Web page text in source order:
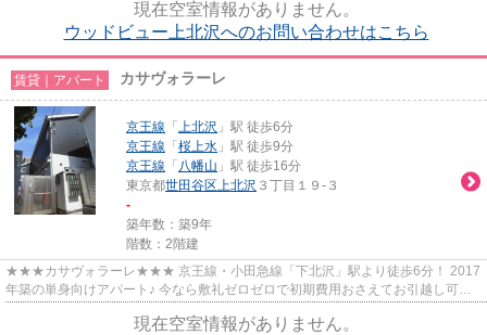
現在空室情報がありません。
ウッドビュー上北沢へのお問い合わせはこちら
賃貸｜アパート カサヴォラーレ
京王線 「 上北沢 」駅 徒歩6分
京王線 「 桜上水 」駅 徒歩9分
京王線 「 八幡山 」駅 徒歩16分
東京都世田谷区上北沢 ３丁目１９-３
-
築年数：築9年
階数：2階建
★★★カサヴォラーレ★★★ 京王線・小田急線「下北沢」駅より徒歩6分！ 2017
年築の単身向けアパート♪ 今なら敷礼ゼロゼロで初期費用おさえてお引越し可能
現在空室情報がありません。